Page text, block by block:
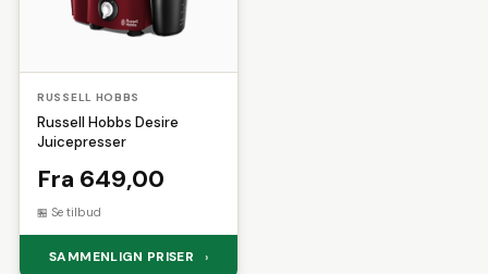
RUSSELL HOBBS
Russell Hobbs Desire
Juicepresser
Fra 649,00
Se tilbud
SAMMENLIGN PRISER ›